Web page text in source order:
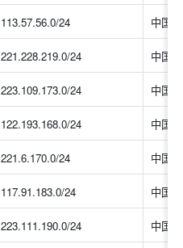
113.57.56.0/24 中国
221.228.219.0/24 中国
223.109.173.0/24 中国
122.193.168.0/24 中国
221.6.170.0/24 中国
117.91.183.0/24 中国
223.111.190.0/24 中国